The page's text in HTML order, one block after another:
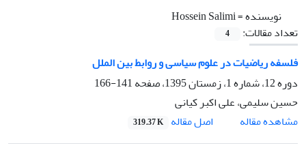
نویسنده =Hossein Salimi
تعداد مقالات:
4
فلسفه ریاضیات در علوم سیاسی و روابط بین الملل
دوره 12، شماره 1، زمستان 1395، صفحه
141-166
حسین سلیمی، علی اکبر کیانی
مشاهده مقاله
اصل مقاله 319.37 K